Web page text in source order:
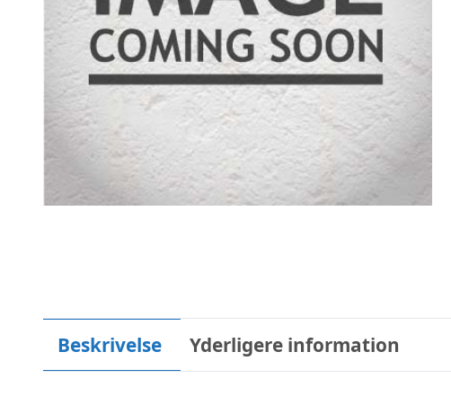
Beskrivelse Yderligere information